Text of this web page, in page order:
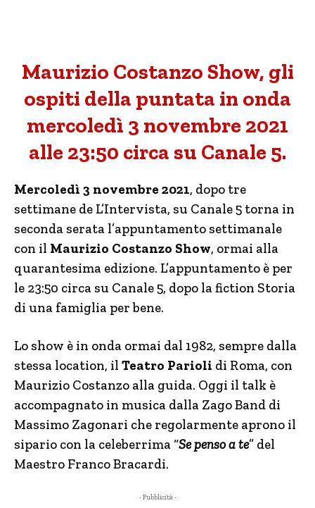
Maurizio Costanzo Show, gli
ospiti della puntata in onda
mercoledì 3 novembre 2021
alle 23:50 circa su Canale 5.
Mercoledì 3 novembre 2021, dopo tre
settimane de L’Intervista, su Canale 5 torna in
seconda serata l’appuntamento settimanale
con il Maurizio Costanzo Show, ormai alla
quarantesima edizione. L’appuntamento è per
le 23:50 circa su Canale 5, dopo la fiction Storia
di una famiglia per bene.
Lo show è in onda ormai dal 1982, sempre dalla
stessa location, il Teatro Parioli di Roma, con
Maurizio Costanzo alla guida. Oggi il talk è
accompagnato in musica dalla Zago Band di
Massimo Zagonari che regolarmente aprono il
sipario con la celeberrima “Se penso a te” del
Maestro Franco Bracardi.
- Pubblicità -